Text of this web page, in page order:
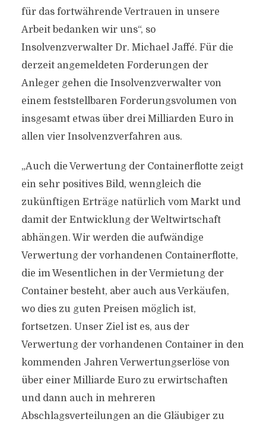
für das fortwährende Vertrauen in unsere
Arbeit bedanken wir uns“, so
Insolvenzverwalter Dr. Michael Jaffé. Für die
derzeit angemeldeten Forderungen der
Anleger gehen die Insolvenzverwalter von
einem feststellbaren Forderungsvolumen von
insgesamt etwas über drei Milliarden Euro in
allen vier Insolvenzverfahren aus.
„Auch die Verwertung der Containerflotte zeigt
ein sehr positives Bild, wenngleich die
zukünftigen Erträge natürlich vom Markt und
damit der Entwicklung der Weltwirtschaft
abhängen. Wir werden die aufwändige
Verwertung der vorhandenen Containerflotte,
die im Wesentlichen in der Vermietung der
Container besteht, aber auch aus Verkäufen,
wo dies zu guten Preisen möglich ist,
fortsetzen. Unser Ziel ist es, aus der
Verwertung der vorhandenen Container in den
kommenden Jahren Verwertungserlöse von
über einer Milliarde Euro zu erwirtschaften
und dann auch in mehreren
Abschlagsverteilungen an die Gläubiger zu